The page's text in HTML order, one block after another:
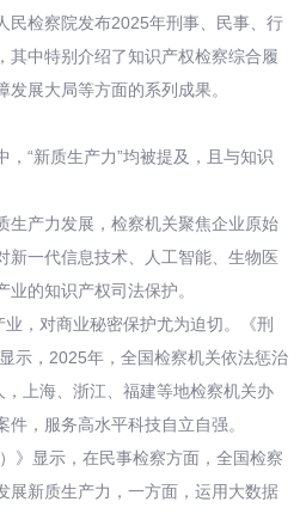
检察院发布2025年刑事、民事、行
其中特别介绍了知识产权检察综合履
展大局等方面的系列成果。
“新质生产力”均被提及，且与知识
生产力发展，检察机关聚焦企业原始
新一代信息技术、人工智能、生物医
的知识产权司法保护。
，对商业秘密保护尤为迫切。《刑
示，2025年，全国检察机关依法惩治
上海、浙江、福建等地检察机关办
，服务高水平科技自立自强。
》显示，在民事检察方面，全国检察
展新质生产力，一方面，运用大数据